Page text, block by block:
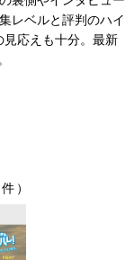
レベルと評判のハイ
応えも十分。最新
）